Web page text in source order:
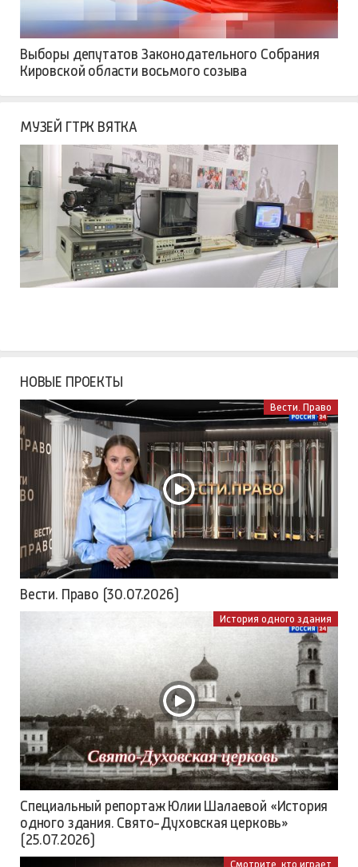
Выборы депутатов Законодательного Собрания
Кировской области восьмого созыва
МУЗЕЙ ГТРК ВЯТКА
НОВЫЕ ПРОЕКТЫ
Вести. Право
Вести. Право (30.07.2026)
История одного здания
Специальный репортаж Юлии Шалаевой «История
одного здания. Свято-Духовская церковь»
(25.07.2026)
Смотрите, кто играет